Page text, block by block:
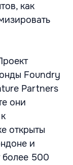
как
Foundry
Partners
они
открыты
и
более 500